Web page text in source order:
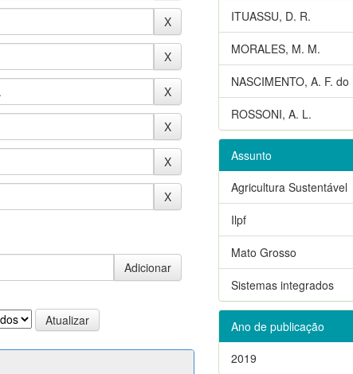
ITUASSU, D. R.
MORALES, M. M.
NASCIMENTO, A. F. do
ROSSONI, A. L.
Assunto
Agricultura Sustentável
Ilpf
Mato Grosso
Sistemas integrados
Ano de publicação
2019